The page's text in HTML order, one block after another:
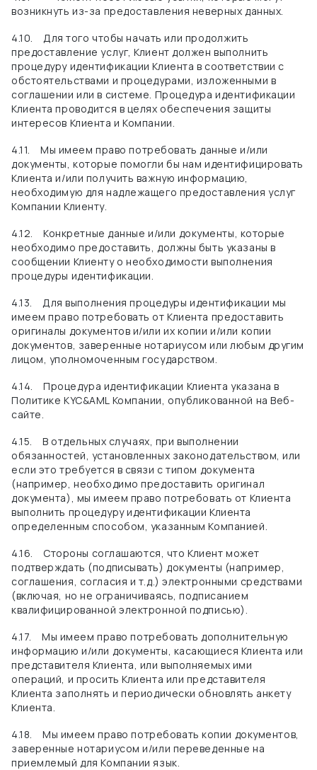
возникнуть из-за предоставления неверных данных.
4.10.
Для того чтобы начать или продолжить
предоставление услуг, Клиент должен выполнить
процедуру идентификации Клиента в соответствии с
обстоятельствами и процедурами, изложенными в
соглашении или в системе. Процедура идентификации
Клиента проводится в целях обеспечения защиты
интересов Клиента и Компании.
4.11.
Мы имеем право потребовать данные и/или
документы, которые помогли бы нам идентифицировать
Клиента и/или получить важную информацию,
необходимую для надлежащего предоставления услуг
Компании Клиенту.
4.12.
Конкретные данные и/или документы, которые
необходимо предоставить, должны быть указаны в
сообщении Клиенту о необходимости выполнения
процедуры идентификации.
4.13.
Для выполнения процедуры идентификации мы
имеем право потребовать от Клиента предоставить
оригиналы документов и/или их копии и/или копии
документов, заверенные нотариусом или любым другим
лицом, уполномоченным государством.
4.14.
Процедура идентификации Клиента указана в
Политике KYC&AML Компании, опубликованной на Веб-
сайте.
4.15.
В отдельных случаях, при выполнении
обязанностей, установленных законодательством, или
если это требуется в связи с типом документа
(например, необходимо предоставить оригинал
документа), мы имеем право потребовать от Клиента
выполнить процедуру идентификации Клиента
определенным способом, указанным Компанией.
4.16.
Стороны соглашаются, что Клиент может
подтверждать (подписывать) документы (например,
соглашения, согласия и т.д.) электронными средствами
(включая, но не ограничиваясь, подписанием
квалифицированной электронной подписью).
4.17.
Мы имеем право потребовать дополнительную
информацию и/или документы, касающиеся Клиента или
представителя Клиента, или выполняемых ими
операций, и просить Клиента или представителя
Клиента заполнять и периодически обновлять анкету
Клиента.
4.18.
Мы имеем право потребовать копии документов,
заверенные нотариусом и/или переведенные на
приемлемый для Компании язык.